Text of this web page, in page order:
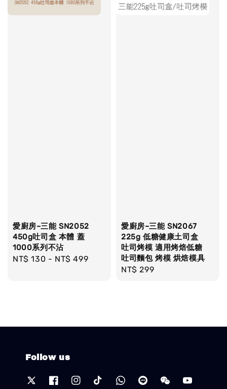
愛廚房~三能 SN2052
450g吐司盒 本體 蓋
1000系列不沾
Regular
NT$ 130 - NT$ 499
愛廚房~三能 SN2067
225g 低糖健康土司盒
吐司烤模 適用烤焙低糖
吐司麵包 烤模 烘焙模具
Regular
NT$ 299
Follow us